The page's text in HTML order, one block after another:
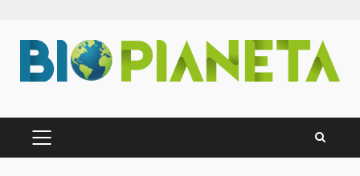
Inhalt
springen
PRIMÄRES
MENÜ